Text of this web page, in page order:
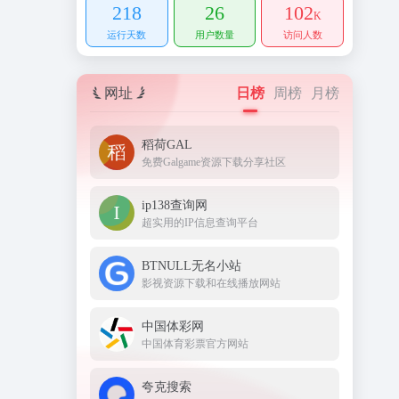
218
运行天数
26
用户数量
102K
访问人数
网址 日榜 周榜 月榜
稻荷GAL
免费Galgame资源下载分享社区
ip138查询网
超实用的IP信息查询平台
BTNULL无名小站
影视资源下载和在线播放网站
中国体彩网
中国体育彩票官方网站
夸克搜索